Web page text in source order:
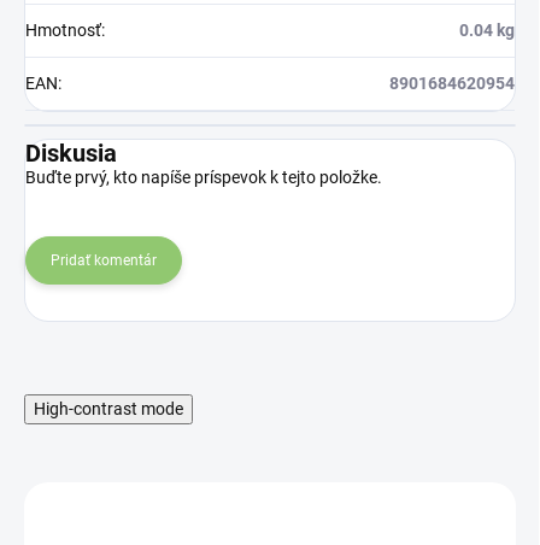
Hmotnosť: 0.04 kg
EAN: 8901684620954
Diskusia
Buďte prvý, kto napíše príspevok k tejto položke.
Pridať komentár
High-contrast mode